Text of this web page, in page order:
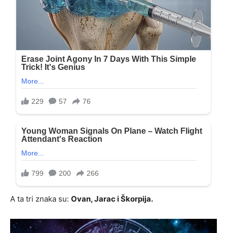
A ta tri znaka su: Ovan, Jarac i Škorpija.